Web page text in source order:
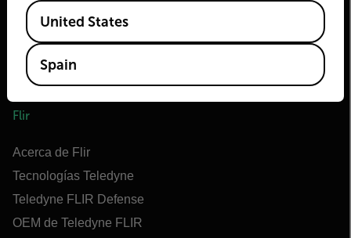
Flir
Acerca de Flir
Tecnologías Teledyne
Teledyne FLIR Defense
OEM de Teledyne FLIR
Available Locations
United States
Spain